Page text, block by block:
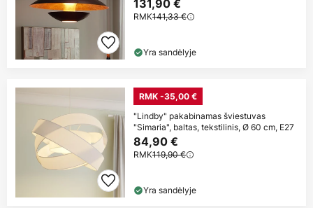
131,90 €
RMK141,33 €
Yra sandėlyje
RMK -35,00 €
"Lindby" pakabinamas šviestuvas
"Simaria", baltas, tekstilinis, Ø 60 cm, E27
84,90 €
RMK119,90 €
Yra sandėlyje